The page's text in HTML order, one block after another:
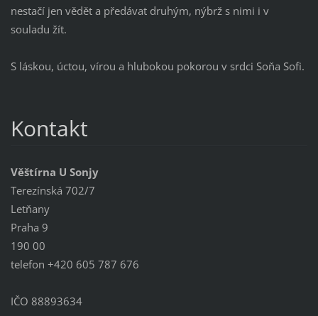
nestačí jen vědět a předávat druhým, nýbrž s nimi i v
souladu žít.
S láskou, úctou, vírou a hlubokou pokorou v srdci Soňa Sofi.
Kontakt
Věštírna U Sonjy
Terezínská 702/7
Letňany
Praha 9
190 00
telefon +420 605 787 676
IČO 88893634